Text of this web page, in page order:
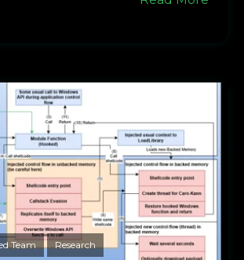
Team Research